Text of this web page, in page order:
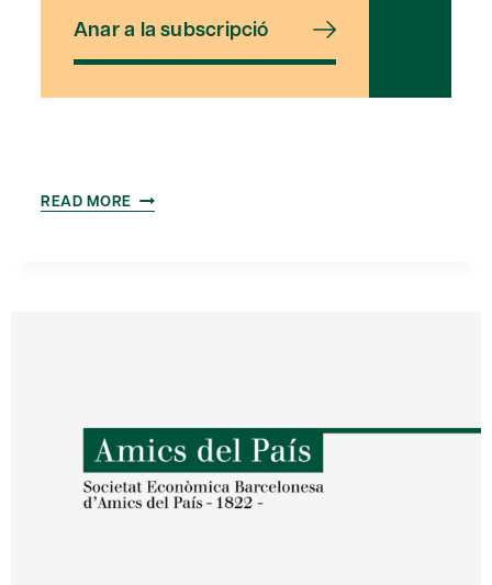
Anar a la subscripció
READ MORE VISITA
(IRB)